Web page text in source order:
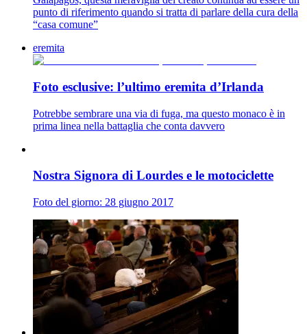
punto di riferimento quando si tratta di parlare della cura della
“casa comune”
eremita
Foto esclusive: l’ultimo eremita d’Irlanda
Potrebbe sembrare una via di fuga, ma questo monaco è in
prima linea nella battaglia che conta davvero
Nostra Signora di Lourdes e le motociclette
Foto del giorno: 28 giugno 2017